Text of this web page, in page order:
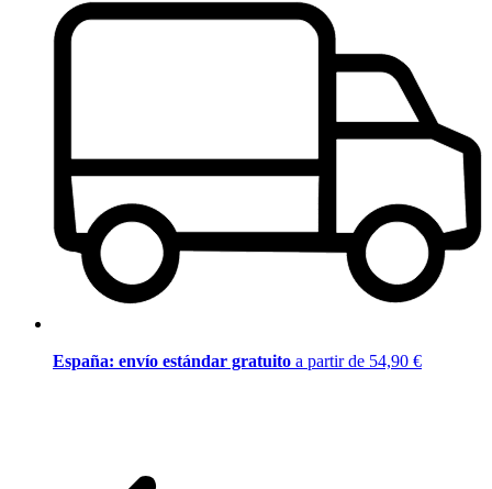
España: envío estándar gratuito a partir de 54,90 €